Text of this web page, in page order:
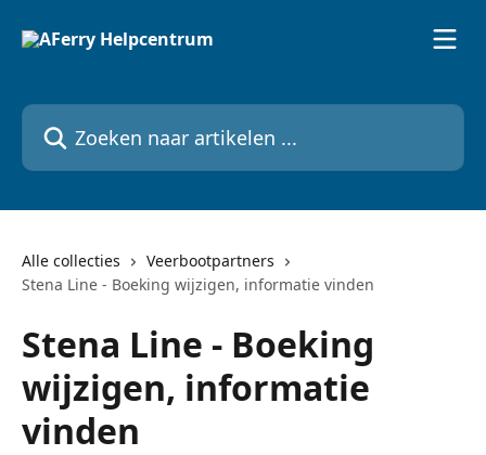
Zoeken naar artikelen ...
Alle collecties
Veerbootpartners
Stena Line - Boeking wijzigen, informatie vinden
Stena Line - Boeking
wijzigen, informatie
vinden